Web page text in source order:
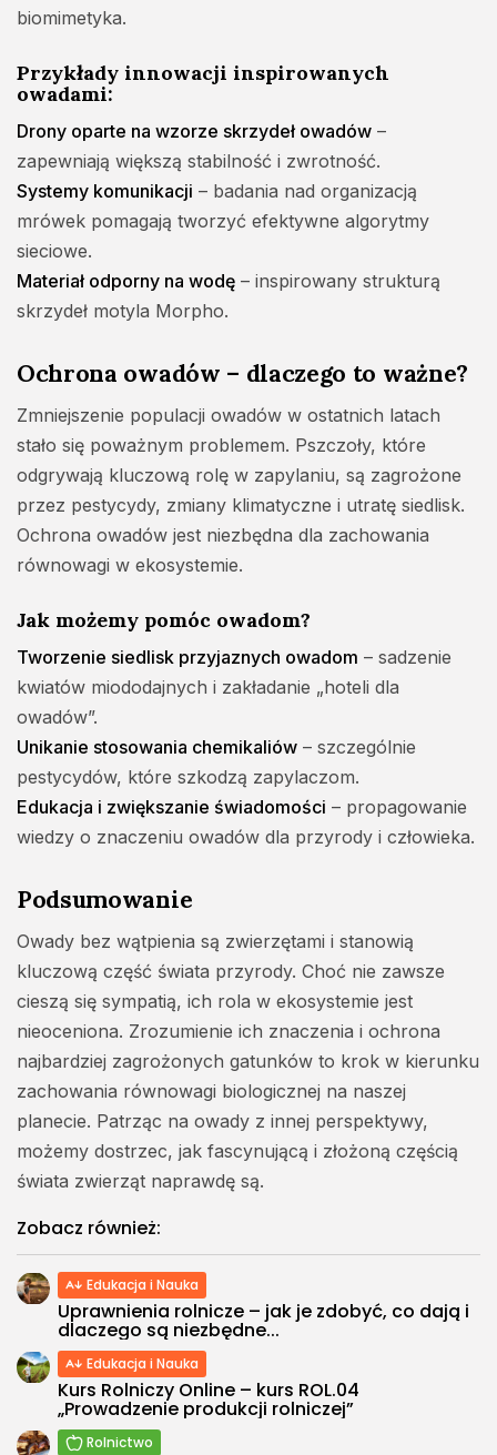
biomimetyka.
Przykłady innowacji inspirowanych
owadami:
Drony oparte na wzorze skrzydeł owadów –
zapewniają większą stabilność i zwrotność.
Systemy komunikacji – badania nad organizacją
mrówek pomagają tworzyć efektywne algorytmy
sieciowe.
Materiał odporny na wodę – inspirowany strukturą
skrzydeł motyla Morpho.
Ochrona owadów – dlaczego to ważne?
Zmniejszenie populacji owadów w ostatnich latach
stało się poważnym problemem. Pszczoły, które
odgrywają kluczową rolę w zapylaniu, są zagrożone
przez pestycydy, zmiany klimatyczne i utratę siedlisk.
Ochrona owadów jest niezbędna dla zachowania
równowagi w ekosystemie.
Jak możemy pomóc owadom?
Tworzenie siedlisk przyjaznych owadom – sadzenie
kwiatów miododajnych i zakładanie „hoteli dla
owadów”.
Unikanie stosowania chemikaliów – szczególnie
pestycydów, które szkodzą zapylaczom.
Edukacja i zwiększanie świadomości – propagowanie
wiedzy o znaczeniu owadów dla przyrody i człowieka.
Podsumowanie
Owady bez wątpienia są zwierzętami i stanowią
kluczową część świata przyrody. Choć nie zawsze
cieszą się sympatią, ich rola w ekosystemie jest
nieoceniona. Zrozumienie ich znaczenia i ochrona
najbardziej zagrożonych gatunków to krok w kierunku
zachowania równowagi biologicznej na naszej
planecie. Patrząc na owady z innej perspektywy,
możemy dostrzec, jak fascynującą i złożoną częścią
świata zwierząt naprawdę są.
Zobacz również:
Edukacja i Nauka
Uprawnienia rolnicze – jak je zdobyć, co dają i
dlaczego są niezbędne...
Edukacja i Nauka
Kurs Rolniczy Online – kurs ROL.04
„Prowadzenie produkcji rolniczej”
Rolnictwo